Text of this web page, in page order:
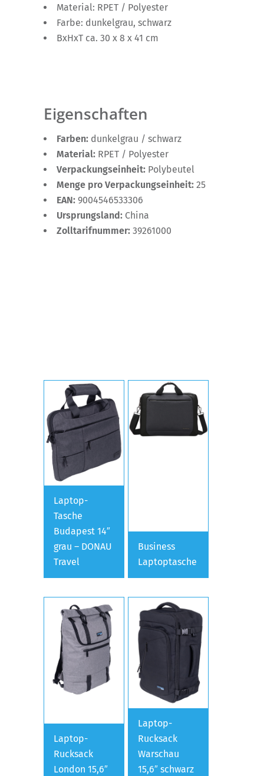
Material: RPET / Polyester
Farbe: dunkelgrau, schwarz
BxHxT ca. 30 x 8 x 41 cm
Eigenschaften
Farben: dunkelgrau / schwarz
Material: RPET / Polyester
Verpackungseinheit: Polybeutel
Menge pro Verpackungseinheit: 25
EAN: 9004546533306
Ursprungsland: China
Zolltarifnummer: 39261000
Laptop-
Tasche
Budapest 14″
grau – DONAU
Travel
Business
Laptoptasche
Laptop-
Rucksack
London 15,6″
Laptop-
Rucksack
Warschau
15,6″ schwarz